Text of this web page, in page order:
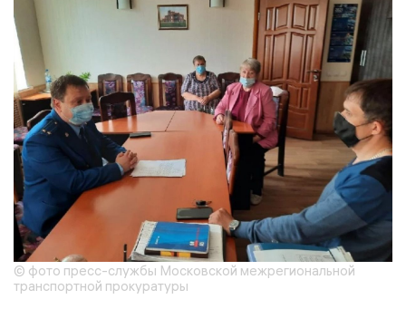
© фото пресс-службы Московской межрегиональной
транспортной прокуратуры